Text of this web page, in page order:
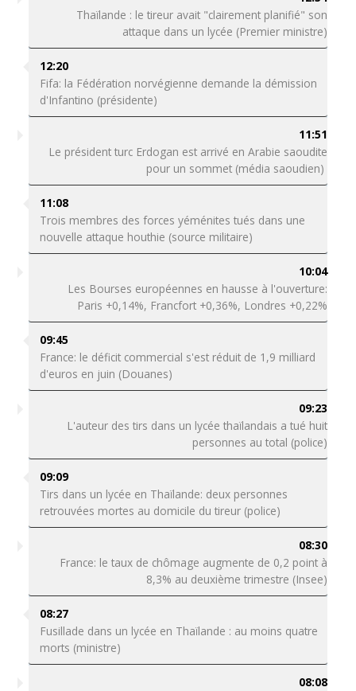
Thaïlande : le tireur avait "clairement planifié" son
attaque dans un lycée (Premier ministre)
12:20
Fifa: la Fédération norvégienne demande la démission
d'Infantino (présidente)
11:51
Le président turc Erdogan est arrivé en Arabie saoudite
pour un sommet (média saoudien)
11:08
Trois membres des forces yéménites tués dans une
nouvelle attaque houthie (source militaire)
10:04
Les Bourses européennes en hausse à l'ouverture:
Paris +0,14%, Francfort +0,36%, Londres +0,22%
09:45
France: le déficit commercial s'est réduit de 1,9 milliard
d'euros en juin (Douanes)
09:23
L'auteur des tirs dans un lycée thaïlandais a tué huit
personnes au total (police)
09:09
Tirs dans un lycée en Thaïlande: deux personnes
retrouvées mortes au domicile du tireur (police)
08:30
France: le taux de chômage augmente de 0,2 point à
8,3% au deuxième trimestre (Insee)
08:27
Fusillade dans un lycée en Thaïlande : au moins quatre
morts (ministre)
08:08